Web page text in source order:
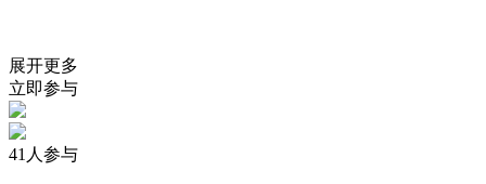
展开更多
立即参与
41 人参与